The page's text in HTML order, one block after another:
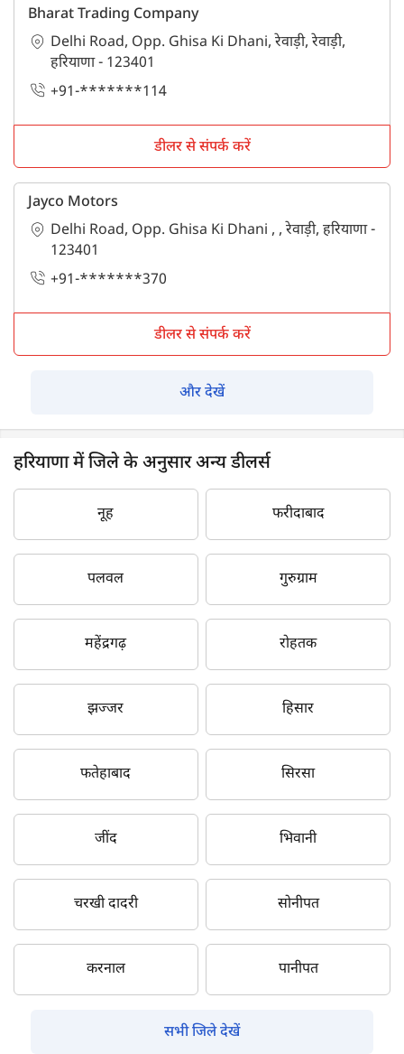
Bharat Trading Company
Delhi Road, Opp. Ghisa Ki Dhani, रेवाड़ी, रेवाड़ी,
हरियाणा - 123401
+91-*******114
डीलर से संपर्क करें
Jayco Motors
Delhi Road, Opp. Ghisa Ki Dhani , , रेवाड़ी, हरियाणा -
123401
+91-*******370
डीलर से संपर्क करें
और देखें
हरियाणा में जिले के अनुसार अन्य डीलर्स
नूह फरीदाबाद
पलवल गुरुग्राम
महेंद्रगढ़ रोहतक
झज्जर हिसार
फतेहाबाद सिरसा
जींद भिवानी
चरखी दादरी सोनीपत
करनाल पानीपत
सभी जिले देखें